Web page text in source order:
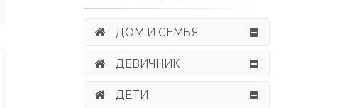
ДОМ И СЕМЬЯ
ДЕВИЧНИК
ДЕТИ